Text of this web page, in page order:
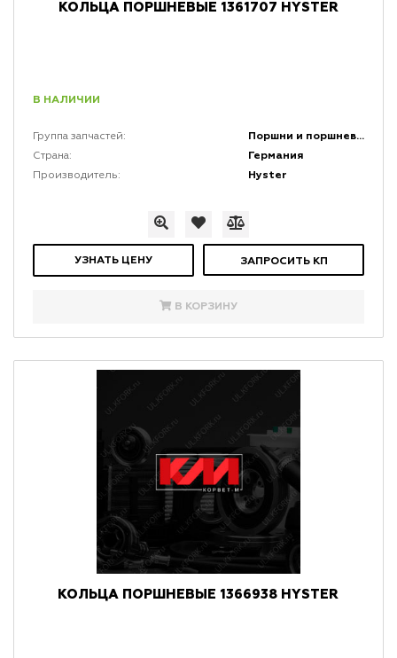
КОЛЬЦА ПОРШНЕВЫЕ 1361707 HYSTER
В НАЛИЧИИ
Группа запчастей: Поршни и поршневая группа двигателей
Страна: Германия
Производитель: Hyster
УЗНАТЬ ЦЕНУ ЗАПРОСИТЬ КП
В КОРЗИНУ
КОЛЬЦА ПОРШНЕВЫЕ 1366938 HYSTER